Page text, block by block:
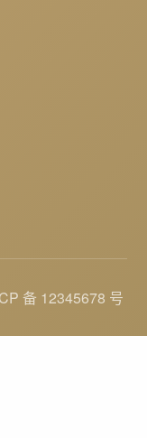
备 12345678 号